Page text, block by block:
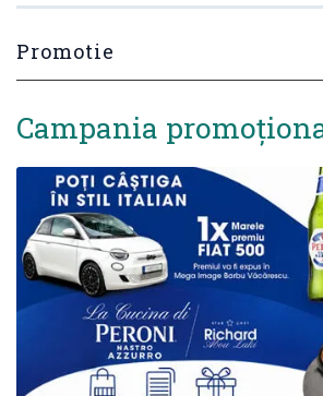
Promotie
Campania